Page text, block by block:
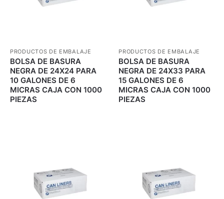
PRODUCTOS DE EMBALAJE
BOLSA DE BASURA
NEGRA DE 24X24 PARA
10 GALONES DE 6
MICRAS CAJA CON 1000
PIEZAS
PRODUCTOS DE EMBALAJE
BOLSA DE BASURA
NEGRA DE 24X33 PARA
15 GALONES DE 6
MICRAS CAJA CON 1000
PIEZAS